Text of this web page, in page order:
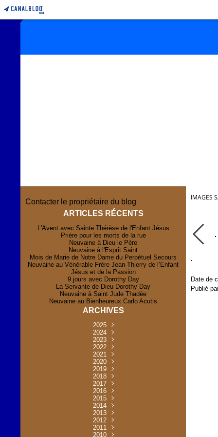
Contacter le propriétaire du blog
ARTICLES RÉCENTS
L'Avent avec Sainte Thérèse de l'Enfant Jésus
Prière pour les morts de la rue
Neuvaine à Dieu le Père
Neuvaine à l'Esprit Saint
Mois de Marie de Notre Dame du Perpétuel Secours
Neuvaine au Vénérable Frère Jean-Thierry de l’Enfant
Jésus et de la Passion
9 jours avec Dorothy Day
La Servante de Dieu Dorothy Day
Neuvaine à Saint Jude Thadée
Neuvaine au Bienheureux Carlo Acutis
ARCHIVES
2025
Novembre
Juillet(1)
Mai
(1)
Avril
(1)
Janvier(1)
2024
Novembre
Octobre
Août
(1)
Mai
(8)
Avril
(2)
Mars
(1)
Février(1)
Janvier(2)
2023
Décembre
Novembre
Octobre
Juin
(29)
Mai (31)
Avril
(2)
2022
Décembre
Novembre
Octobre
Août
(33)
Juillet
(32)
Juin
(1)
Mai (35)
Avril
(31)
Mars
(32)
Février(2)
Janvier(30)
2021
Décembre
Novembre
Octobre(30)
Septembre
Août
(30)
Juillet(2)
Mai (30)
Avril
(3)
2020
Décembre
Novembre
Octobre(17)
Septembre
Mai (30)
Avril
(13)
Mars
(1)
2019
Octobre
Mai (30)
Avril
(5)
Mars
(31)
Février(3)
2018
Décembre
Novembre
Octobre
Août
(2)
Juin
(5)
Mai (30)
Avril
(31)
Mars
(3)
2017
Décembre
Novembre
Octobre
Août
(30)
Juillet
(33)
Juin
(4)
Mai (32)
2016
Décembre
Novembre
Octobre
Septembre
Août
(2)
Juin
(4)
2015
Décembre
Novembre
Octobre
Septembre
Août
(4)
2014
Septembre
Août
(3)
Juillet(6)
Juin
(31)
2013
Décembre
Novembre
Octobre
2012
Décembre
Novembre
2011
Décembre
2010
IMAGES
Date de
Publié